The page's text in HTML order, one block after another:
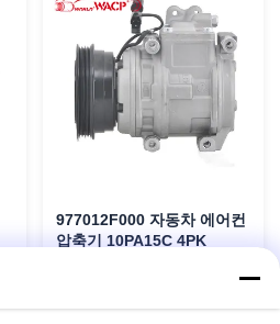
conditioner, the electromagnetic
clutch starts the compressor, ...
977012F000 자동차 에어컨
압축기 10PA15C 4PK
10PA15C 4PK For Kia Cerato